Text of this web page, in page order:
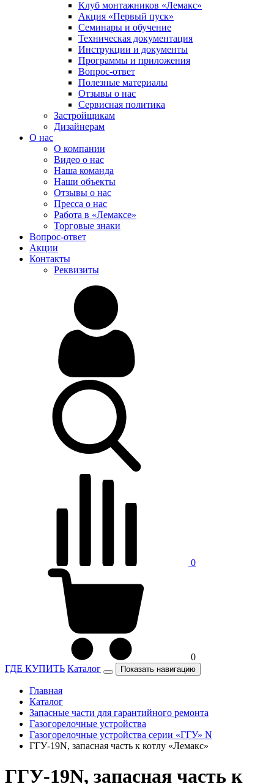
Клуб монтажников «Лемакс»
Акция «Первый пуск»
Семинары и обучение
Техническая документация
Инструкции и документы
Программы и приложения
Вопрос-ответ
Полезные материалы
Отзывы о нас
Сервисная политика
Застройщикам
Дизайнерам
О нас
О компании
Видео о нас
Наша команда
Наши объекты
Отзывы о нас
Пресса о нас
Работа в «Лемаксе»
Торговые знаки
Вопрос-ответ
Акции
Контакты
Реквизиты
0
0
ГДЕ КУПИТЬ Каталог Показать навигацию
Главная
Каталог
Запасные части для гарантийного ремонта
Газогорелочные устройства
Газогорелочные устройства серии «ГГУ» N
ГГУ-19N, запасная часть к котлу «Лемакс»
ГГУ-19N, запасная часть к